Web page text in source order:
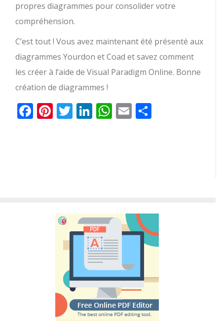
propres diagrammes pour consolider votre
compréhension.
C’est tout ! Vous avez maintenant été présenté aux
diagrammes Yourdon et Coad et savez comment
les créer à l’aide de Visual Paradigm Online. Bonne
création de diagrammes !
Facebook
Pinterest
Twitter
LinkedIn
WhatsApp
Email